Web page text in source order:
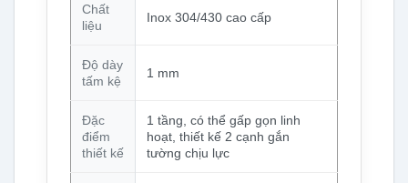
Chất
liệu
Inox 304/430 cao cấp
Độ dày
tấm kệ
1 mm
Đặc
điểm
thiết kế
1 tầng, có thể gấp gọn linh
hoạt, thiết kế 2 cạnh gắn
tường chịu lực